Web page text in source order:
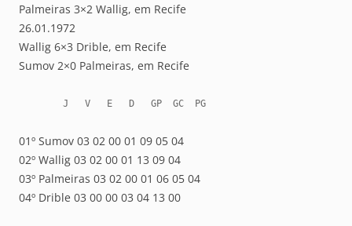
Palmeiras 3×2 Wallig, em Recife
26.01.1972
Wallig 6×3 Drible, em Recife
Sumov 2×0 Palmeiras, em Recife
        J   V   E   D   GP  GC  PG
01º Sumov 03 02 00 01 09 05 04
02º Wallig 03 02 00 01 13 09 04
03º Palmeiras 03 02 00 01 06 05 04
04º Drible 03 00 00 03 04 13 00